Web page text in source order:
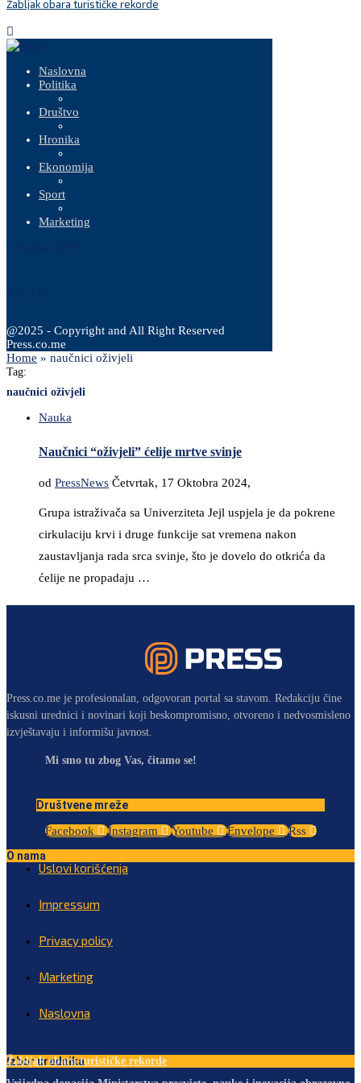
Žabljak obara turističke rekorde
Naslovna
Politika
Društvo
Hronika
Ekonomija
Sport
Marketing
@2025 - Copyright and All Right Reserved
Press.co.me
Home » naučnici oživjeli
Tag:
naučnici oživjeli
Nauka
Naučnici “oživjeli” ćelije mrtve svinje
od PressNews Četvrtak, 17 Oktobra 2024,
Grupa istraživača sa Univerziteta Jejl uspjela je da pokrene
cirkulaciju krvi i druge funkcije sat vremena nakon
zaustavljanja rada srca svinje, što je dovelo do otkrića da
ćelije ne propadaju …
Press.co.me je profesionalan, odgovoran portal sa stavom. Redakciju čine
iskusni urednici i novinari koji beskompromisno, otvoreno i nedvosmisleno
izvještavaju i informišu javnost.
Mi smo tu zbog Vas, čitamo se!
Društvene mreže
Facebook
Instagram Youtube Envelope
Rss
O nama
Uslovi korišćenja
Impressum
Privacy policy
Marketing
Naslovna
Izbor urednika
Žabljak obara turističke rekorde